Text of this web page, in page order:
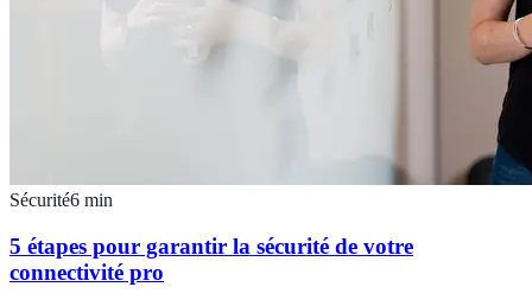
Sécurité6 min
5 étapes pour garantir la sécurité de votre
connectivité pro